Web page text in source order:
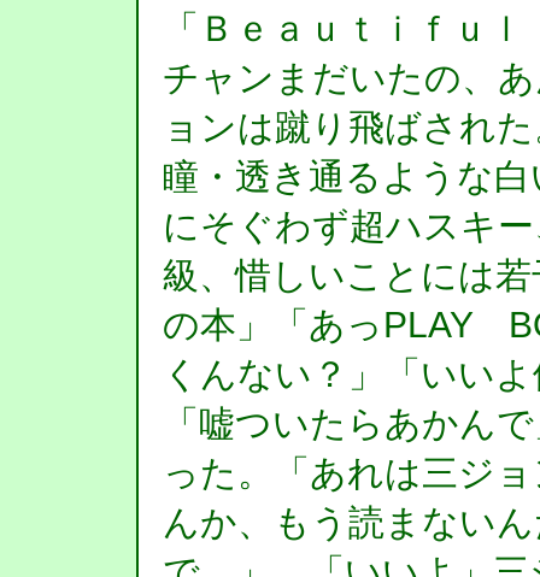
「Ｂｅａｕｔｉｆｕ
チャンまだいたの、
ョンは蹴り飛ばされ
瞳・透き通るような
にそぐわず超ハスキ
級、惜しいことには
の本」「あっPLAY
くんない？」「いい
「嘘ついたらあかん
った。「あれは三ジ
んか、もう読まない